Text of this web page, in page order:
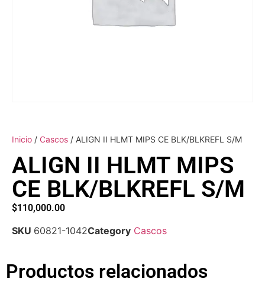
Inicio / Cascos / ALIGN II HLMT MIPS CE BLK/BLKREFL S/M
ALIGN II HLMT MIPS
CE BLK/BLKREFL S/M
$110,000.00
SKU 60821-1042Category Cascos
Productos relacionados